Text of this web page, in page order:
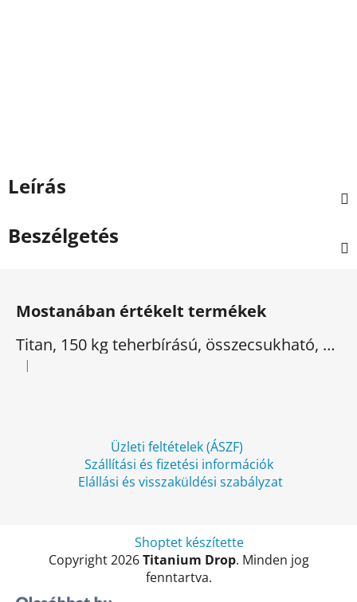
Leírás
Beszélgetés
Mostanában értékelt termékek
Titan, 150 kg teherbírású, összecsukható, elektromos háromkerekű
A termék értékelése 5-ből 5 csillag.
|
Üzleti feltételek (ÁSZF)
Szállítási és fizetési információk
Elállási és visszaküldési szabályzat
Shoptet készítette
Copyright 2026Titanium Drop. Minden jog
fenntartva.